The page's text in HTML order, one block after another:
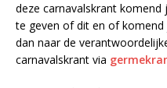
deze carnavalskrant
te geven of dit en of komend
dan naar de
carnavalskrant via